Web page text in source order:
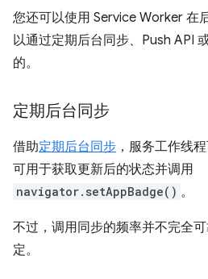
您还可以使用 Service Worker 在
以通过定期后台同步、Push API
的。
定期后台同步
借助定期后台同步 ，服务工作线
可用于获取更新后的状态并调用
navigator.setAppBadge() 。
不过，调用同步的频率并不完全
定。